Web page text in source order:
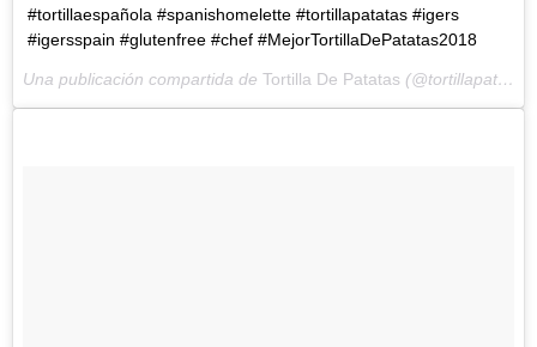
#tortillaespañola #spanishomelette #tortillapatatas #igers
#igersspain #glutenfree #chef #MejorTortillaDePatatas2018
Una publicación compartida de Tortilla De Patatas (@tortillapatatas) el